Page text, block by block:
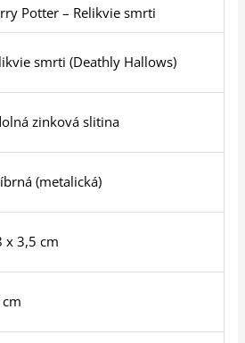
Potter – Relikvie smrti
smrti (Deathly Hallows)
zinková slitina
(metalická)
x 3,5 cm